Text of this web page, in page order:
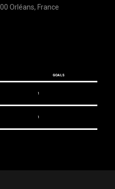
Orléans, France
GOALS
1
1